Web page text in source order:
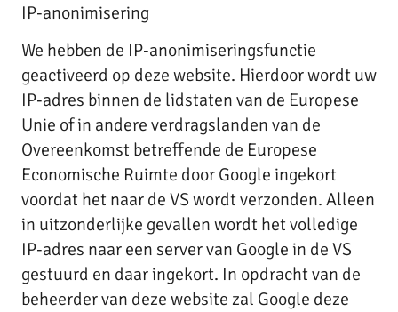
IP-anonimisering
We hebben de IP-anonimiseringsfunctie
geactiveerd op deze website. Hierdoor wordt uw
IP-adres binnen de lidstaten van de Europese
Unie of in andere verdragslanden van de
Overeenkomst betreffende de Europese
Economische Ruimte door Google ingekort
voordat het naar de VS wordt verzonden. Alleen
in uitzonderlijke gevallen wordt het volledige
IP-adres naar een server van Google in de VS
gestuurd en daar ingekort. In opdracht van de
beheerder van deze website zal Google deze